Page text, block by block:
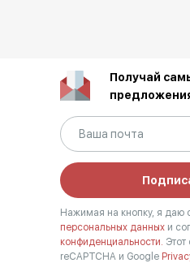
Получай
Нажимая на кнопку, я даю
персональных данных и
конфиденциальности.
reCAPTCHA и Google